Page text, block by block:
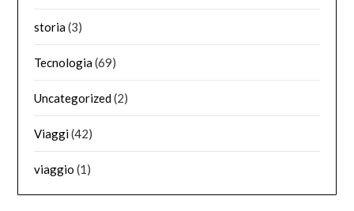
storia(3)
Tecnologia(69)
Uncategorized(2)
Viaggi(42)
viaggio (1)